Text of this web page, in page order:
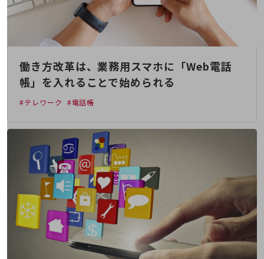
製造・建設業
小売業
キーワードで探す
モバイルTOP
おすすめの機種、料金やサービスをご紹介
製品
製品TOP
ビジネス向けスマートフォン
タフネススマートフォン
データ通信製品
ドコモケータイ
5G対応ホームルーター
働き方改革は、業務用スマホに「Web電話
帳」を入れることで始められる
#テレワーク #電話帳